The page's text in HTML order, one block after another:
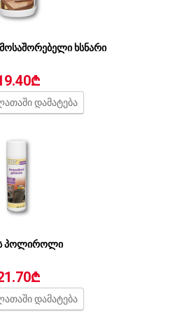
ხსნარი
დამატება
პოლიროლი
დამატება